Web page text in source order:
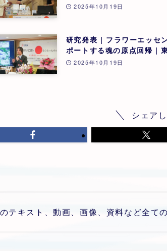
2025年10月19日
研究発表 | フラワーエッセ
ポートする魂の原点回帰 |
第26回
2025年10月19日
シェア
テキスト、動画、画像、資料など全て